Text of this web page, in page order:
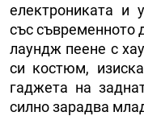
електрониката и
със съвременното
лаундж пеене с
си костюм,
гаджета на
силно зарадва